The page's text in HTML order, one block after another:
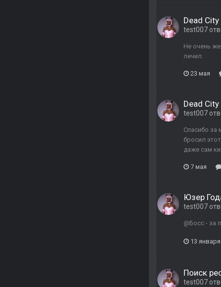
Dead City
test007
Не очень
лечил.
23 мая
Dead City
test007
Спасибо за
бросил
даже сам
7 мая
Юзер
test007
@Босс - за
13 января
Поиск
test007